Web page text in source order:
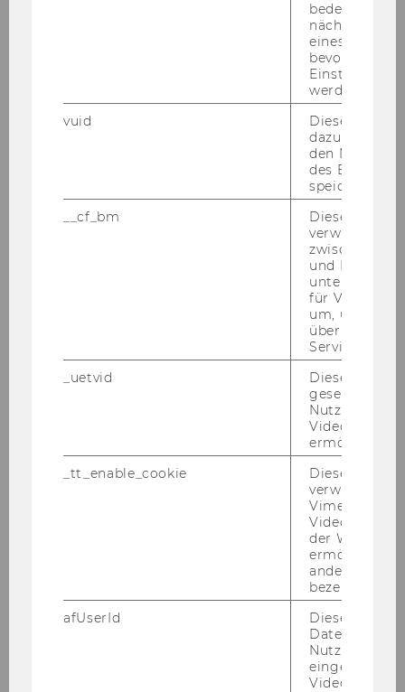
(International
Thermonuclear Experimental Reactor) ist ein
internationales Kernforschungsprojekt der
Europäischen Union, der Volksrepublik China,
der Schweiz, Japans, Südkoreas, der russischen
Föderation, der USA und Indiens. ITER wird in
Cadarache, in der Nähe von Aix-en-Provence in
Frankreich, errichtet. Eine neue europäische
Fusion of
wird in Barcelona eingerichtet und für
das gemeinsame Projekt den Europäischen
Ad­mi­nis­tra­to­
ren/Ad­mi­nis­tra­to­rin­nen und As­sis­ten­ten/As­
In­for­ma­ti­ons­
tech­no­lo­gie, Audit, Hu­man­res­sour­cen, Pro­
gramm­ad­mi­nis­tra­ti­on, Jus, Bud­get/Fi­nan­
zen, In­ge­nieur­we­sen
Das Aus­wahl­ver­fah­ren dient zur Er­stel­lung von
Re­ser­ve­lis­ten in den an­ge­führ­ten Be­rei­chen.
Alle De­tails sowie die Be­wer­bungs­for­ma­li­tä­ten
sind auf der Home­page des Eu­ro­päi­schen
Amtes für Per­so­nal­aus­wahl (EPSO) unter fol­
19. Jän­ner 2007
(12.00 Uhr mit­tags Brüs­se­ler Zeit) mög­lich.
Bitte be­ach­ten Sie auch die zahl­rei­chen Aus­
der Eu­ro­päi­schen Be­hör­de für
und desEu­ro­
päi­schen Zen­trums für Seuchenprävention-​
bedeutet,
nächsten
eines Vimeo-
bevorzugten
werden.
vuid
Dieser
dazu
den
des
speichern.
__cf_bm
Dieses
verwendet,
zwischen
und Bots zu
für Vimeo
um, um
über die
Service zu
_uetvid
Dieses
gesetzt, um
Nutzung des
Videoplayers
ermöglichen
_tt_enable_cookie
Dieses
verwendet,
Vimeo-
der WU-
ermöglichen
andere nicht
bezeichnete
afUserId
Dieses
Daten von
Videos